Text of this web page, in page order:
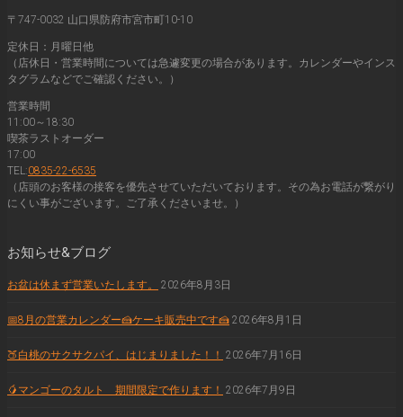
〒747-0032 山口県防府市宮市町10-10
定休日：月曜日他
（店休日・営業時間については急遽変更の場合があります。カレンダーやインス
タグラムなどでご確認ください。）
営業時間
11:00～18:30
喫茶ラストオーダー
17:00
TEL:0835-22-6535
（店頭のお客様の接客を優先させていただいております。その為お電話が繋がり
にくい事がございます。ご了承くださいませ。）
お知らせ&ブログ
お盆は休まず営業いたします。 2026年8月3日
📅8月の営業カレンダー🍰ケーキ販売中です🍰 2026年8月1日
🍑白桃のサクサクパイ、はじまりました！！ 2026年7月16日
🥭マンゴーのタルト 期間限定で作ります！ 2026年7月9日